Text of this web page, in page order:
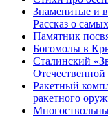
Знаменитые и
Рассказ о
Памятник
Богомолы в
Сталинский
Отечественной
Ракетный
ракетного